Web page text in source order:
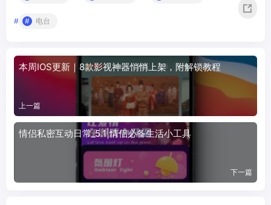
# 电台
本周IOS更新｜8款影视神器悄悄上架，附解锁教程
上一篇
情侣私密互动日常_5.1|情侣必备生活小工具
下一篇